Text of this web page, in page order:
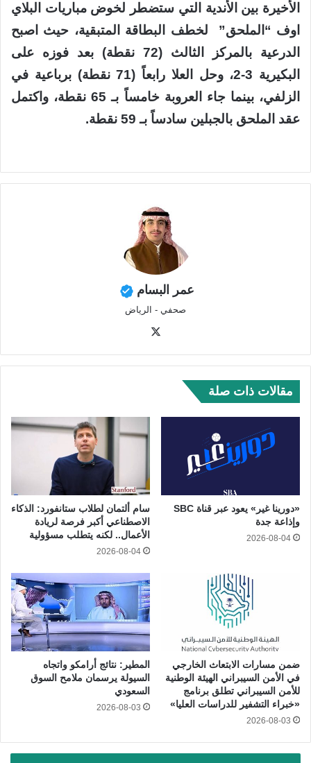
الأخيرة بين الأندية التي ستضطر لخوض مباريات البلاي
اوف “الملحق” لخطف البطاقة المتبقية، حيث اصبح
الدرعية بالمركز الثالث (72 نقطة) بعد فوزه على
البكيرية 3-2، وحل العلا رابعاً (71 نقطة) برباعية في
الزلفي، بينما جاء العروبة خامساً بـ 65 نقطة، واكتمل
عقد الملحق بالجبلين سادساً بـ 59 نقطة.
عمر البسام
صحفي - الرياض
مقالات ذات صلة
«دورينا غير» يعود عبر قناة SBC
وإذاعة جدة
2026-08-04
سام ألتمان لطلاب ستانفورد: الذكاء
الاصطناعي أكبر فرصة لريادة
الأعمال.. لكنه يتطلب مسؤولية
2026-08-04
ضمن مسارات الابتعاث الخارجي
في الأمن السيبراني الهيئة الوطنية
للأمن السيبراني تطلق برنامج
«خبراء التشفير للدراسات العليا»
2026-08-03
المطير: نتائج أرامكو واتجاه
السيولة يرسمان ملامح السوق
السعودي
2026-08-03